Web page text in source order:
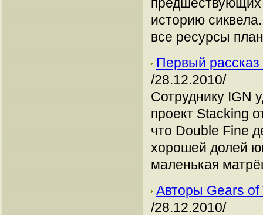
историю
все ресурсы
Первый
/28.12.2010/
Сотруднику IGN
проект Stacking
что Double Fine
хорошей долей
маленькая
Авторы Gears of
/28.12.2010/